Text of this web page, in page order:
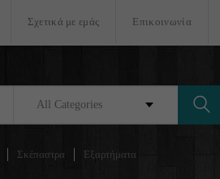
Σχετικά με εμάς Επικοινωνία
All Categories
Σκέπαστρα Εξαρτήματα